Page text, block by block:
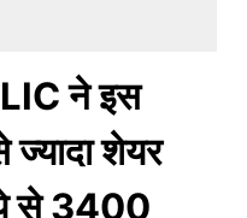
ने इस
शेयर
से 3400